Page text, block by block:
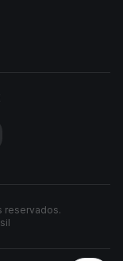
reservados.